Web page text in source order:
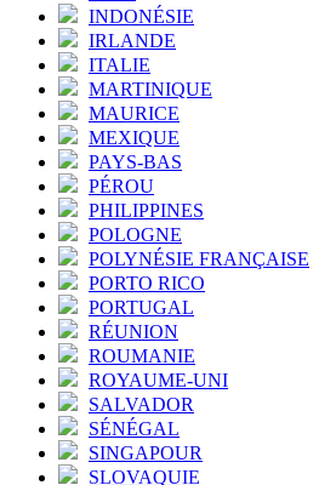
INDONÉSIE
IRLANDE
ITALIE
MARTINIQUE
MAURICE
MEXIQUE
PAYS-BAS
PÉROU
PHILIPPINES
POLOGNE
POLYNÉSIE FRANÇAISE
PORTO RICO
PORTUGAL
RÉUNION
ROUMANIE
ROYAUME-UNI
SALVADOR
SÉNÉGAL
SINGAPOUR
SLOVAQUIE